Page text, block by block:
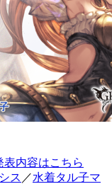
表内容はこちら
ス ／水着タル子マ